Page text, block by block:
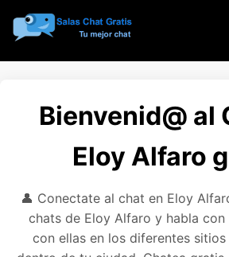
Bienvenid@ al
Eloy Alfaro
👤 Conectate al chat en Eloy
chats de Eloy Alfaro y habla con
con ellas en los diferentes